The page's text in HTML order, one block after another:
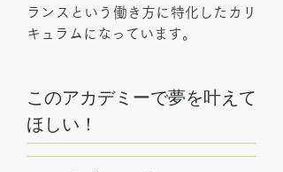
ランスという働き方に特化したカリ
キュラムになっています。
このアカデミーで夢を叶えて
ほしい！